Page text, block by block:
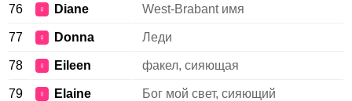
76 ♀ Diane West-Brabant имя
77 ♀ Donna Леди
78 ♀ Eileen факел, сияющая
79 ♀ Elaine Бог мой свет, сияющий